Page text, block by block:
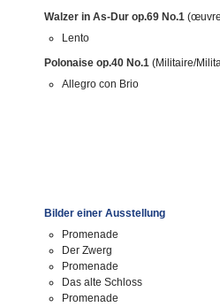
Walzer in As-Dur op.69 No.1
Lento
Polonaise op.40 No.1 (Militaire/
Allegro con Brio
Bilder einer Ausstellung
Promenade
Der Zwerg
Promenade
Das alte Schloss
Promenade